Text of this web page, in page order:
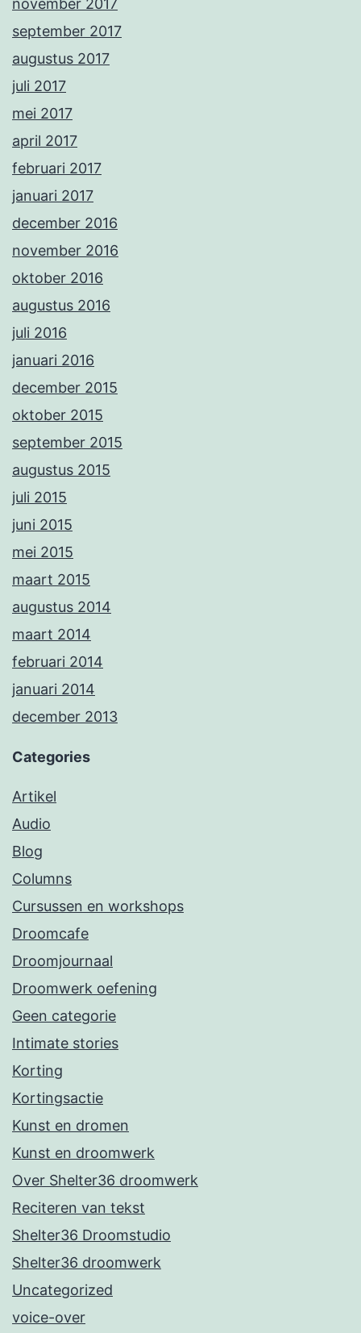
november 2017
september 2017
augustus 2017
juli 2017
mei 2017
april 2017
februari 2017
januari 2017
december 2016
november 2016
oktober 2016
augustus 2016
juli 2016
januari 2016
december 2015
oktober 2015
september 2015
augustus 2015
juli 2015
juni 2015
mei 2015
maart 2015
augustus 2014
maart 2014
februari 2014
januari 2014
december 2013
Categories
Artikel
Audio
Blog
Columns
Cursussen en workshops
Droomcafe
Droomjournaal
Droomwerk oefening
Geen categorie
Intimate stories
Korting
Kortingsactie
Kunst en dromen
Kunst en droomwerk
Over Shelter36 droomwerk
Reciteren van tekst
Shelter36 Droomstudio
Shelter36 droomwerk
Uncategorized
voice-over